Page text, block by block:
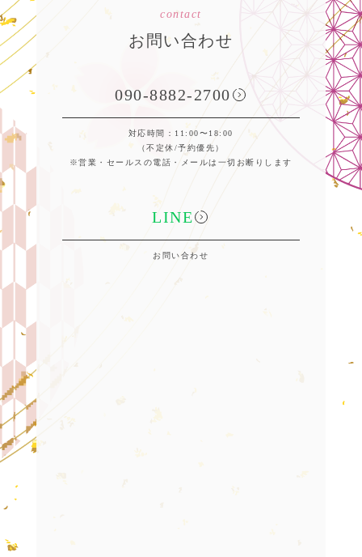
contact
お問い合わせ
090-8882-2700
対応時間：11:00〜18:00
（不定休/予約優先）
※営業・セールスの電話・メールは一切お断りします
LINE
お問い合わせ